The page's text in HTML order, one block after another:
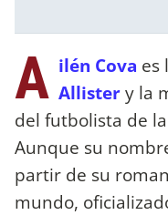
A ilén Cova es
Allistery la
del futbolista de
Aunque su
partir de su
mundo,